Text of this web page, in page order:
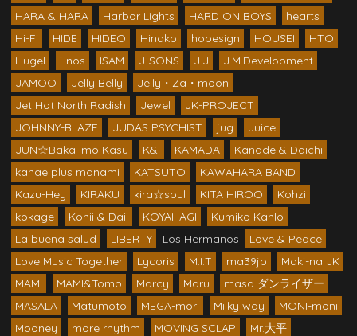
HARA & HARA
Harbor Lights HARD ON BOYS
hearts
Hi-Fi
HIDE HIDEO Hinako hopesign HOUSEI
HTO
Hugel
i-nos ISAM J-SONS J.J
J.M.Development
JAMOO
Jelly Belly
Jelly・Za・moon
Jet Hot North Radish
Jewel
JK-PROJECT
JOHNNY-BLAZE
JUDAS PSYCHIST jug
Juice
JUN☆Baka Imo Kasu
K&I KAMADA
Kanade & Daichi
kanae plus manami
KATSUTO
KAWAHARA BAND
Kazu-Hey
KIRAKU kira☆soul KITA HIROO
Kohzi
kokage
Konii & Daii KOYAHAGI
Kumiko Kahlo
La buena salud
LIBERTY Los Hermanos
Love & Peace
Love Music Together
Lycoris M.I.T ma39jp
Maki-na JK
MAMI
MAMI&Tomo Marcy Maru
masa ダンライザー
MASALA
Matumoto MEGA-mori Milky way
MONI-moni
Mooney
more rhythm MOVING SCLAP
Mr.大平